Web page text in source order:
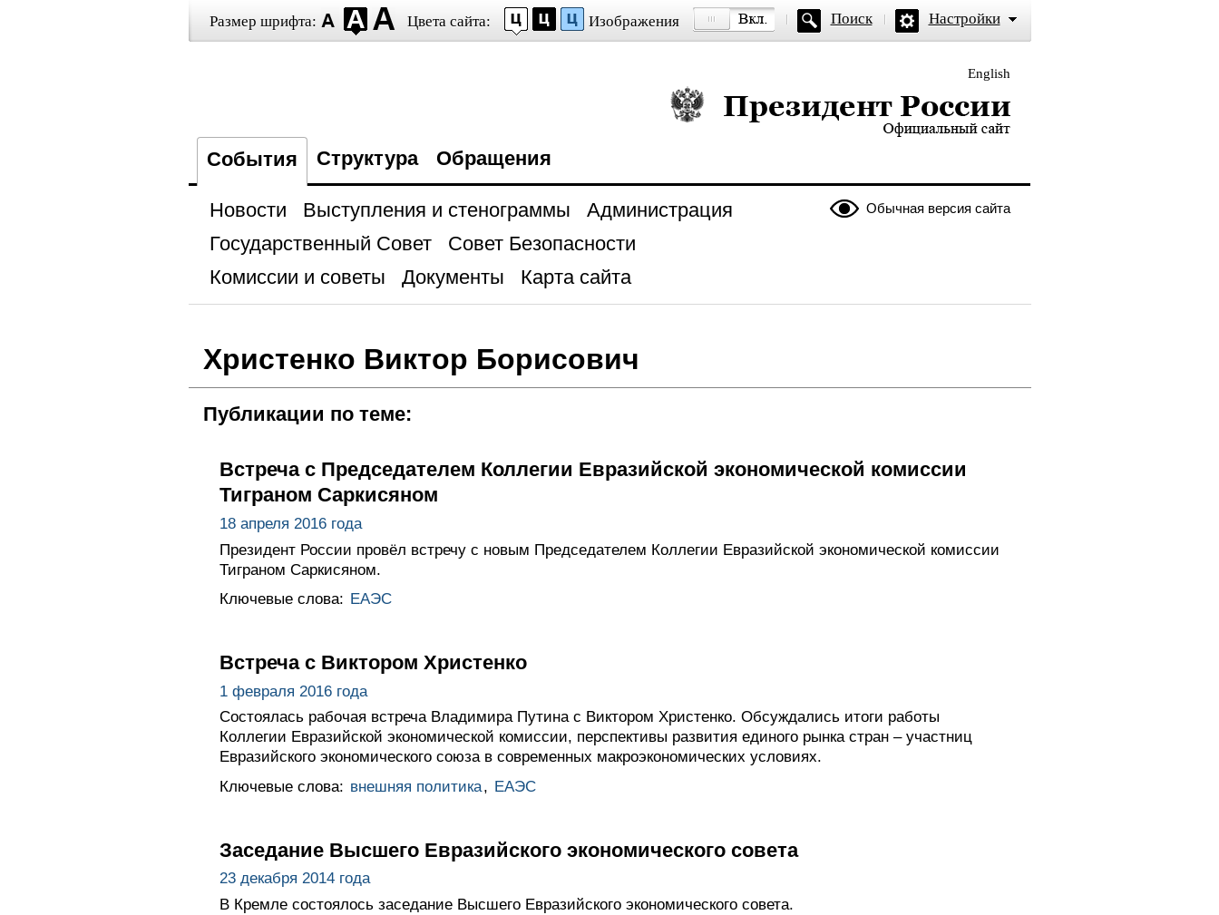
Размер шрифта: Цвета сайта: Изображения Поиск Настройки
English
Президент России — официальный сайт
События Структура Обращения
Обычная версия сайта
Новости Выступления и стенограммы
Администрация
Государственный Совет
Совет Безопасности
Комиссии и советы
Документы Карта сайта
Христенко Виктор Борисович
Публикации по теме:
Встреча с Председателем Коллегии Евразийской экономической комиссии
Тиграном Саркисяном
18 апреля 2016 года
Президент России провёл встречу с новым Председателем Коллегии Евразийской экономической комиссии
Тиграном Саркисяном.
Ключевые слова: ЕАЭС
Встреча с Виктором Христенко
1 февраля 2016 года
Состоялась рабочая встреча Владимира Путина с Виктором Христенко. Обсуждались итоги работы
Коллегии Евразийской экономической комиссии, перспективы развития единого рынка стран – участниц
Евразийского экономического союза в современных макроэкономических условиях.
Ключевые слова: внешняя политика, ЕАЭС
Заседание Высшего Евразийского экономического совета
23 декабря 2014 года
В Кремле состоялось заседание Высшего Евразийского экономического совета.